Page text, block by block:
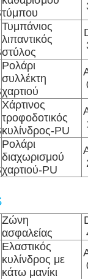
τύμπου
Τυμπάνιος
λιπαντικός
στύλος
Ρολάρι
συλλέκτη
χαρτιού
Χάρτινος
τροφοδοτικός
κυλίνδρος-PU
Ρολάρι
διαχωρισμού
χαρτιού-PU
Ζώνη
ασφαλείας
Ελαστικός
κυλίνδρος με
κάτω μανίκι